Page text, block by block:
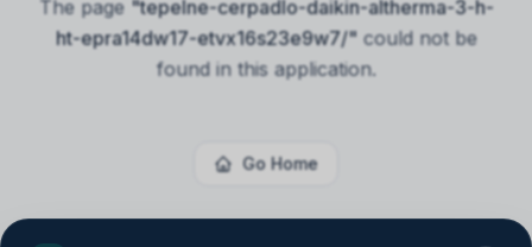
The page "tepelne-cerpadlo-daikin-altherma-3-h-
ht-epra14dw17-etvx16s23e9w7/"could not be
found in this application.
Go Home